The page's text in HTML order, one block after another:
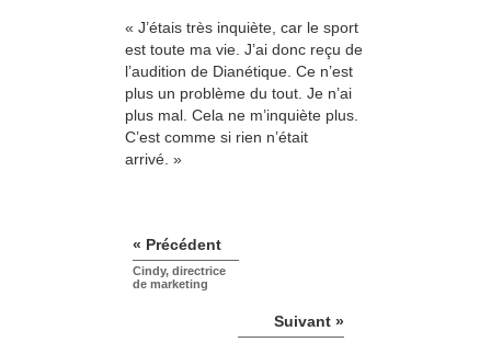
« J’étais très inquiète, car le sport
est toute ma vie. J’ai donc reçu de
l’audition de Dianétique. Ce n’est
plus un problème du tout. Je n’ai
plus mal. Cela ne m’inquiète plus.
C’est comme si rien n’était
arrivé. »
« Précédent
Cindy, directrice
de marketing
Suivant »